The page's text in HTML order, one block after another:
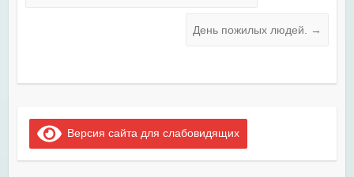
День пожилых людей. →
Версия сайта для слабовидящих